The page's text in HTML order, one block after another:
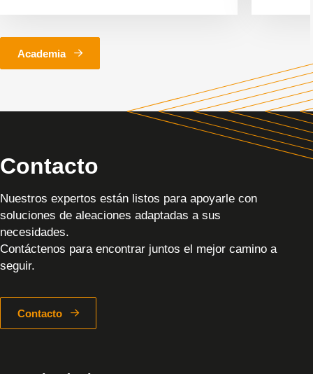
Academia
Contacto
Nuestros expertos están listos para apoyarle con
soluciones de aleaciones adaptadas a sus
necesidades.
Contáctenos para encontrar juntos el mejor camino a
seguir.
Contacto